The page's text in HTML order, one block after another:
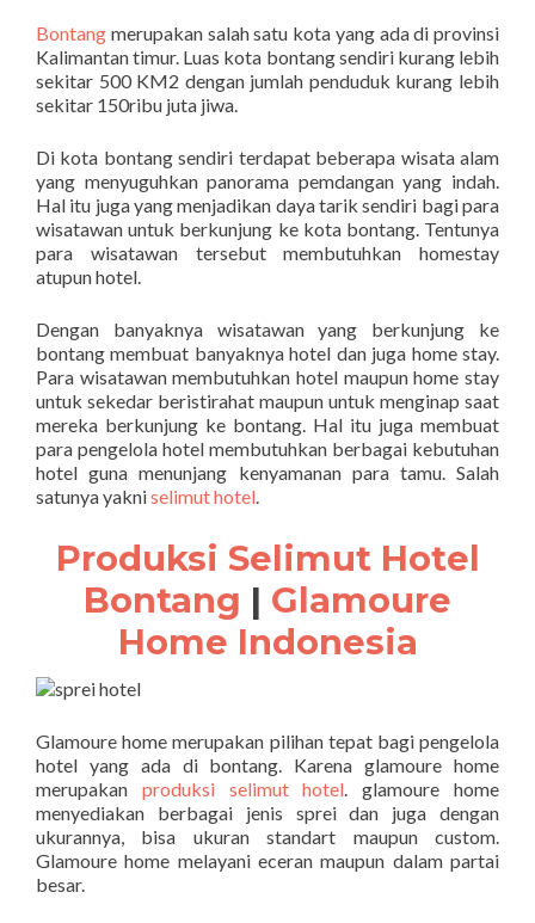
Bontang merupakan salah satu kota yang ada di provinsi
Kalimantan timur. Luas kota bontang sendiri kurang lebih
sekitar 500 KM2 dengan jumlah penduduk kurang lebih
sekitar 150ribu juta jiwa.
Di kota bontang sendiri terdapat beberapa wisata alam
yang menyuguhkan panorama pemdangan yang indah.
Hal itu juga yang menjadikan daya tarik sendiri bagi para
wisatawan untuk berkunjung ke kota bontang. Tentunya
para wisatawan tersebut membutuhkan homestay
atupun hotel.
Dengan banyaknya wisatawan yang berkunjung ke
bontang membuat banyaknya hotel dan juga home stay.
Para wisatawan membutuhkan hotel maupun home stay
untuk sekedar beristirahat maupun untuk menginap saat
mereka berkunjung ke bontang. Hal itu juga membuat
para pengelola hotel membutuhkan berbagai kebutuhan
hotel guna menunjang kenyamanan para tamu. Salah
satunya yakniselimut hotel.
Produksi Selimut Hotel
Bontang | Glamoure
Home Indonesia
Glamoure home merupakan pilihan tepat bagi pengelola
hotel yang ada di bontang. Karena glamoure home
merupakan produksi selimut hotel. glamoure home
menyediakan berbagai jenis sprei dan juga dengan
ukurannya, bisa ukuran standart maupun custom.
Glamoure home melayani eceran maupun dalam partai
besar.